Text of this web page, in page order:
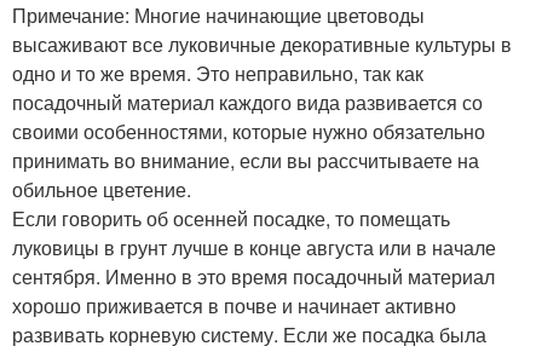
Примечание: Многие начинающие цветоводы
высаживают все луковичные декоративные культуры в
одно и то же время. Это неправильно, так как
посадочный материал каждого вида развивается со
своими особенностями, которые нужно обязательно
принимать во внимание, если вы рассчитываете на
обильное цветение.
Если говорить об осенней посадке, то помещать
луковицы в грунт лучше в конце августа или в начале
сентября. Именно в это время посадочный материал
хорошо приживается в почве и начинает активно
развивать корневую систему. Если же посадка была